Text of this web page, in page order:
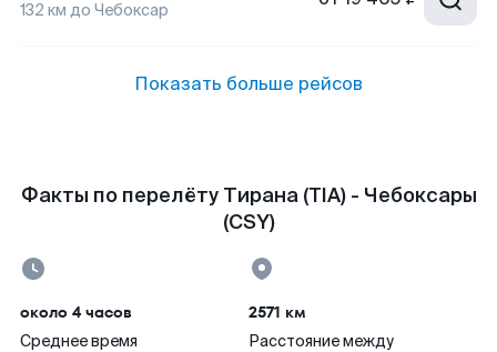
132 км до Чебоксар
Показать больше рейсов
Факты по перелёту Тирана (TIA) - Чебоксары
(CSY)
около 4 часов
Среднее время
2571 км
Расстояние между